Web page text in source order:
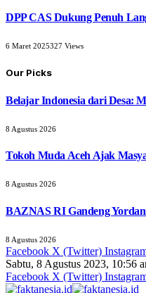
DPP CAS Dukung Penuh
6 Maret 2025327 Views
Our Picks
Belajar Indonesia dari Desa:
8 Agustus 2026
Tokoh Muda Aceh Ajak
8 Agustus 2026
BAZNAS RI Gandeng
8 Agustus 2026
Facebook X (Twitter)
Sabtu, 8 Agustus 2023, 10:56
Facebook X (Twitter)